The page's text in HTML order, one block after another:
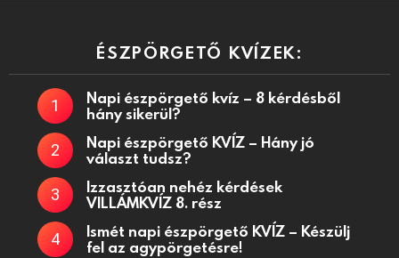
ÉSZPÖRGETŐ KVÍZEK:
Napi észpörgető kvíz – 8 kérdésből
hány sikerül?
Napi észpörgető KVÍZ – Hány jó
választ tudsz?
Izzasztóan nehéz kérdések
VILLÁMKVÍZ 8. rész
Ismét napi észpörgető KVÍZ – Készülj
fel az agypörgetésre!